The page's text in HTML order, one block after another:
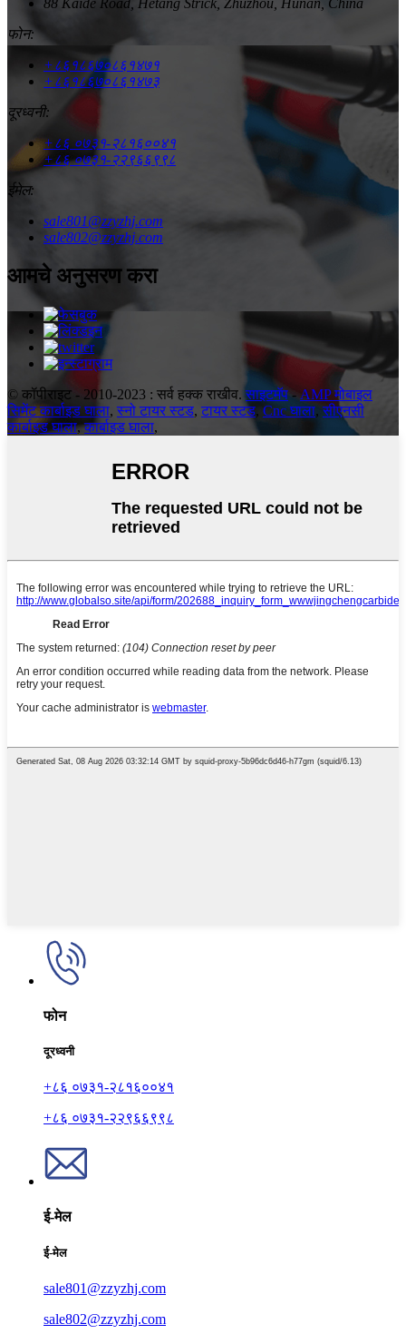
फोन:
+८६१८६७०८६१४७१
+८६१८६७०८६१४७३
दूरध्वनी:
+८६ ०७३१-२८१६००४१
+८६ ०७३१-२२९६६९९८
ईमेल:
sale801@zzyzhj.com
sale802@zzyzhj.com
आमचे अनुसरण करा
© कॉपीराइट - 2010-2023 : सर्व हक्क राखीव. साइटमॅप-AMP मोबाइल
सिमेंट कार्बाइड घाला, स्नो टायर स्टड, टायर स्टड, Cnc घाला,सीएनसी
कार्बाइड घाला,कार्बाइड घाला,
फोन
दूरध्वनी
+८६ ०७३१-२८१६००४१
+८६ ०७३१-२२९६६९९८
ई-मेल
ई-मेल
sale801@zzyzhj.com
sale802@zzyzhj.com